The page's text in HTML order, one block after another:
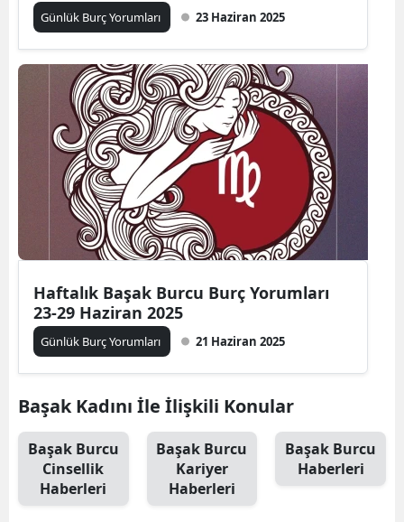
Günlük Burç Yorumları 23 Haziran 2025
Haftalık Başak Burcu Burç Yorumları
23-29 Haziran 2025
Günlük Burç Yorumları 21 Haziran 2025
Başak Kadını İle İlişkili Konular
Başak Burcu
Cinsellik
Haberleri
Başak Burcu
Kariyer
Haberleri
Başak Burcu
Haberleri